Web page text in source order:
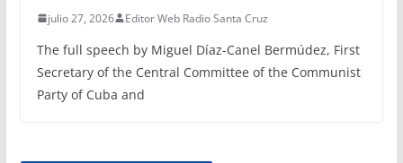
julio 27, 2026 Editor Web Radio Santa Cruz
The full speech by Miguel Díaz-Canel Bermúdez, First
Secretary of the Central Committee of the Communist
Party of Cuba and